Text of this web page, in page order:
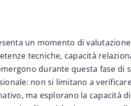
un momento di
tecniche, capacità
durante questa fase di
non si limitano a
ma esplorano la capacità